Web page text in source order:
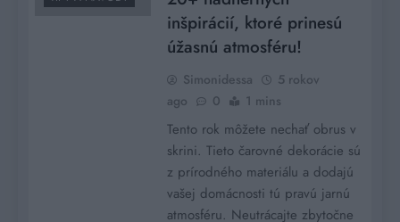
inšpirácií, ktoré prinesú
úžasnú atmosféru!
Simonidessa
5 rokov
ago
0 1 mins
Tento rok môžete nechať obrus v
skrini. Tieto čarovné dekorácie sú
z prírodného materiálu a dodajú
vašej domácnosti tú pravú jarnú
atmosféru. Neutrácajte zbytočne